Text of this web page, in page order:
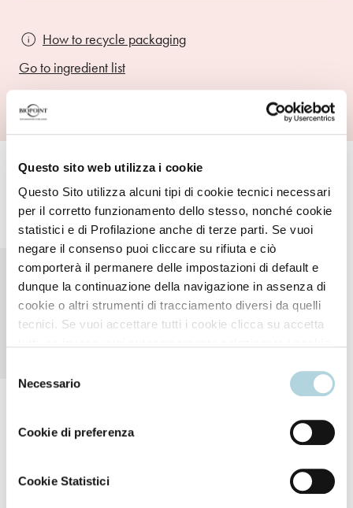
Questo sito web utilizza i cookie
Questo Sito utilizza alcuni tipi di cookie tecnici necessari
per il corretto funzionamento dello stesso, nonché cookie
statistici e di Profilazione anche di terze parti. Se vuoi
negare il consenso puoi cliccare su rifiuta e ciò
comporterà il permanere delle impostazioni di default e
dunque la continuazione della navigazione in assenza di
cookie o altri strumenti di tracciamento diversi da quelli
tecnici. Se vuoi accettare tutti i cookie clicca su accetta
più consulta la
delNecessario
Cookie di preferenza
Cookie Statistici
How to recycle packaging
Go to ingredient list
Results
Suitable for dryness and
dehydration, it leaves the skin
nourished, hydrated and velvety
smooth. For a feeling of all-day